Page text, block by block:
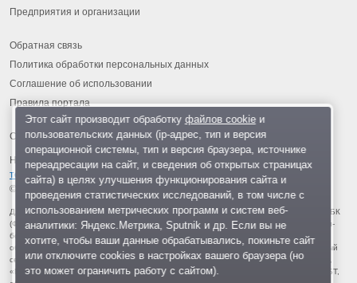
Предприятия и организации
Обратная связь
Политика обработки персональных данных
Соглашение об использовании
Правила портала
На информационном ресурсе применяются рекомендательные
технологии
© 2013-2026 «ОИНФО»,
сделано в Одинцово
Для читателей: В России признаны экстремистскими и запрещены организации ФБК
(Фонд борьбы с коррупцией, признан иноагентом), Штабы Навального, «Национал-
большевистская партия», «Свидетели Иеговы», «Армия воли народа», «Русский
общенациональный союз», «Движение против нелегальной иммиграции», «Правый
сектор», УНА-УНСО, УПА, «Тризуб им. Степана Бандеры», «Мизантропик дивижн»,
«Меджлис крымскотатарского народа», движение «Артподготовка», движение ЛГБТ,
Этот сайт производит обработку файлов cookieи
пользовательских данных (ip-адрес, тип и версия
операционной системы, тип и версия браузера, источнике
переадресации на сайт, и сведения об открытых страницах
сайта) в целях улучшения функционирования сайта и
проведения статистических исследований, в том числе с
использованием метрических программ и систем веб-
аналитики: Яндекс.Метрика, Sputnik и др. Если вы не
хотите, чтобы ваши данные обрабатывались, покиньте сайт
или отключите cookies в настройках вашего браузера (но
это может ограничить работу с сайтом).